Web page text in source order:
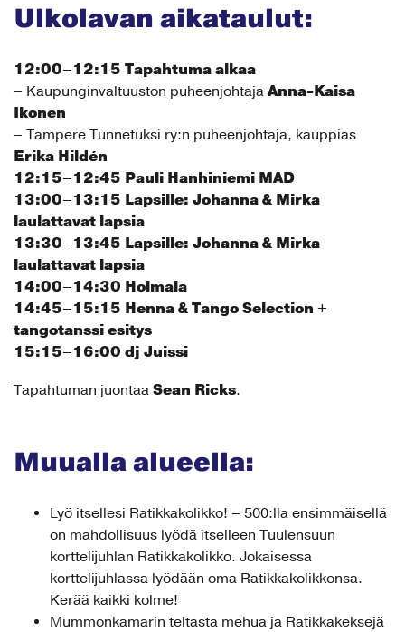
Ulkolavan aikataulut:
12:00–12:15 Tapahtuma alkaa
– Kaupunginvaltuuston puheenjohtaja Anna-Kaisa
Ikonen
– Tampere Tunnetuksi ry:n puheenjohtaja, kauppias
Erika Hildén
12:15–12:45 Pauli Hanhiniemi MAD
13:00–13:15 Lapsille: Johanna & Mirka
laulattavat lapsia
13:30–13:45 Lapsille: Johanna & Mirka
laulattavat lapsia
14:00–14:30 Holmala
14:45–15:15 Henna & Tango Selection +
tangotanssi esitys
15:15–16:00 dj Juissi
Tapahtuman juontaa Sean Ricks.
Muualla alueella:
Lyö itsellesi Ratikkakolikko! – 500:lla ensimmäisellä
on mahdollisuus lyödä itselleen Tuulensuun
korttelijuhlan Ratikkakolikko. Jokaisessa
korttelijuhlassa lyödään oma Ratikkakolikkonsa.
Kerää kaikki kolme!
Mummonkamarin teltasta mehua ja Ratikkakeksejä